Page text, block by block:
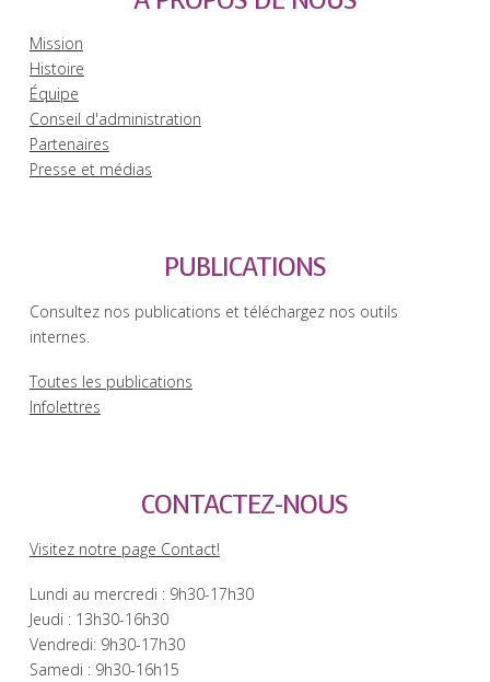
Mission
Histoire
Équipe
Conseil d'administration
Partenaires
Presse et médias
PUBLICATIONS
Consultez nos publications et téléchargez nos outils
internes.
Toutes les publications
Infolettres
CONTACTEZ-NOUS
Visitez notre page Contact!
Lundi au mercredi : 9h30-17h30
Jeudi : 13h30-16h30
Vendredi: 9h30-17h30
Samedi : 9h30-16h15